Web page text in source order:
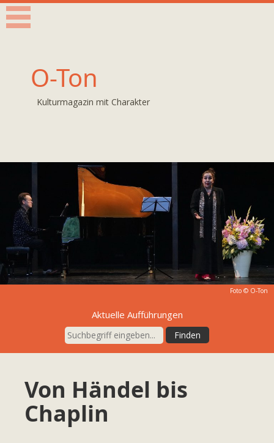
O-Ton
Kulturmagazin mit Charakter
Foto © O-Ton
Aktuelle Aufführungen
Von Händel bis
Chaplin